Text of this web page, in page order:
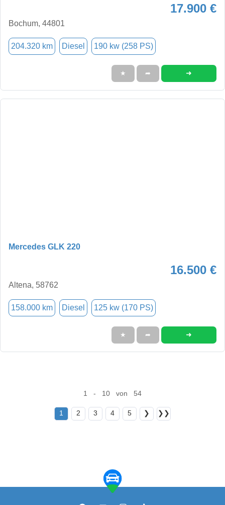
17.900 €
Bochum, 44801
204.320 km Diesel 190 kw (258 PS)
★ ➦ ➜
Mercedes GLK 220
16.500 €
Altena, 58762
158.000 km Diesel 125 kw (170 PS)
★ ➦ ➜
1 - 10 von 54
1 2 3 4 5 ❯ ❯❯